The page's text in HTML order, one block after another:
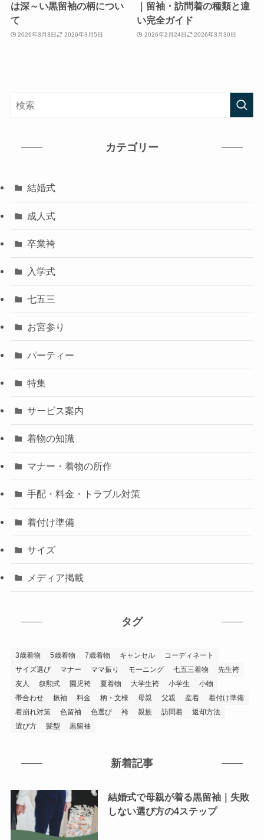
は深～い黒留袖の柄につい
て
2026年3月3日 2026年3月5日
｜留袖・訪問着の種類と違
い完全ガイド
2026年2月24日 2026年3月30日
カテゴリー
結婚式
成人式
卒業袴
入学式
七五三
お宮参り
パーティー
特集
サービス案内
着物の知識
マナー・着物の所作
手配・料金・トラブル対策
着付け準備
サイズ
メディア掲載
タグ
3歳着物 5歳着物 7歳着物 キャンセル
コーディネート
サイズ選び
マナー ママ振り モーニング 七五三着物
先生袴
友人
叙勲式 園児袴 夏着物 大学生袴 小学生
小物
帯合わせ
振袖 料金 柄・文様 母親 父親 産着
着付け準備
着崩れ対策
色留袖 色選び 袴 親族 訪問着
返却方法
選び方
髪型 黒留袖
新着記事
結婚式で母親が着る黒留袖｜失敗
しない選び方の4ステップ